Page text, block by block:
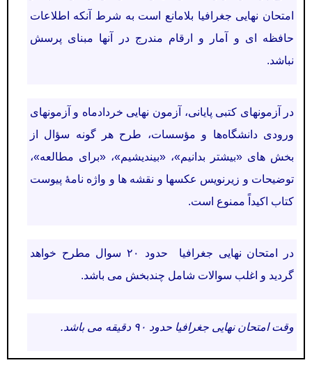
امتحان نهایی جغرافیا بلامانع است به شرط آنکه اطلاعات
حافظه ای و آمار و ارقام مندرج در آنها مبنای پرسش
نباشد.
در آزمونهای کتبی پایانی، آزمون نهایی خردادماه و آزمونهای
ورودی دانشگاه‌ها و مؤسسات، طرح هر گونه سؤال از
بخش های «بیشتر بدانیم»، «بیندیشیم»، «برای مطالعه»،
توضیحات و زیرنویس عکسها و نقشه ها و واژه نامۀ پیوست
کتاب اکیداً ممنوع است.
در امتحان نهایی جغرافیا حدود ۲۰ سوال مطرح خواهد
گردید و اغلب سوالات شامل چندبخش می باشد.
وقت امتحان نهایی جغرافیا حدود ۹۰ دقیقه می باشد.